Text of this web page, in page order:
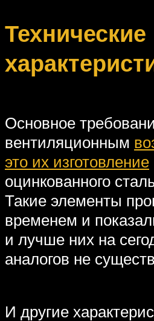
Технические
Основное
вентиляционным
это их изготовление
оцинкованного
Такие элементы
временем и
и лучше них на
аналогов не
И другие